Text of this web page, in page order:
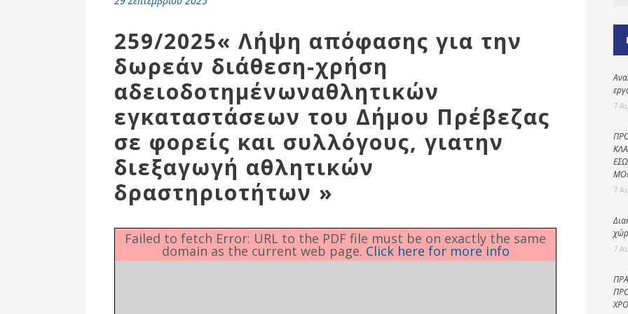
Επιτροπή
Ενότητες
Δημοτική
Παιδικοί σταθμοί
Πολιτική
Αθλητικές
Υποδομές
259/2025« Λήψη απόφασης για την
δωρεάν διάθεση-χρήση
αδειοδοτημένωναθλητικών
εγκαταστάσεων του Δήμου Πρέβεζας
σε φορείς και συλλόγους, γιατην
διεξαγωγή αθλητικών
δραστηριοτήτων »
Failed to fetch Error: URL to the PDF file must be on exactly the same
domain as the current web page. Click here for more info
7
7
7